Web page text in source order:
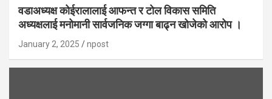
वडाअध्यक्ष कोईरालालाई आफन्त र टोल विकास समिति
अध्यक्षलाई मनोमानी सार्वजनिक जग्गा बाढ्न खोजेको आरोप ।
January 2, 2025 npost